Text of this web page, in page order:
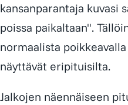
kansanparantaja kuvasi
poissa paikaltaan".
normaalista
näyttävät eripituisilta.
Jalkojen näennäiseen